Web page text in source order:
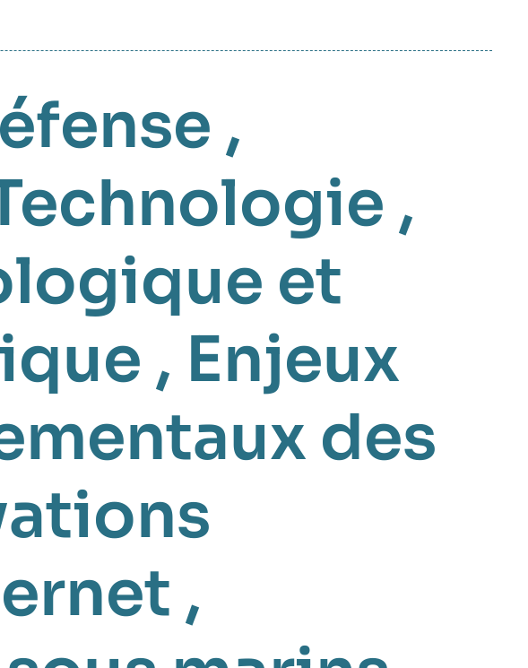
,
,
et
, Enjeux
des
,